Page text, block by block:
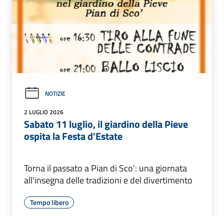
NOTIZIE
2 LUGLIO 2026
Sabato 11 luglio, il giardino della Pieve
ospita la Festa d'Estate
Torna il passato a Pian di Sco': una giornata
all'insegna delle tradizioni e del divertimento
Tempo libero